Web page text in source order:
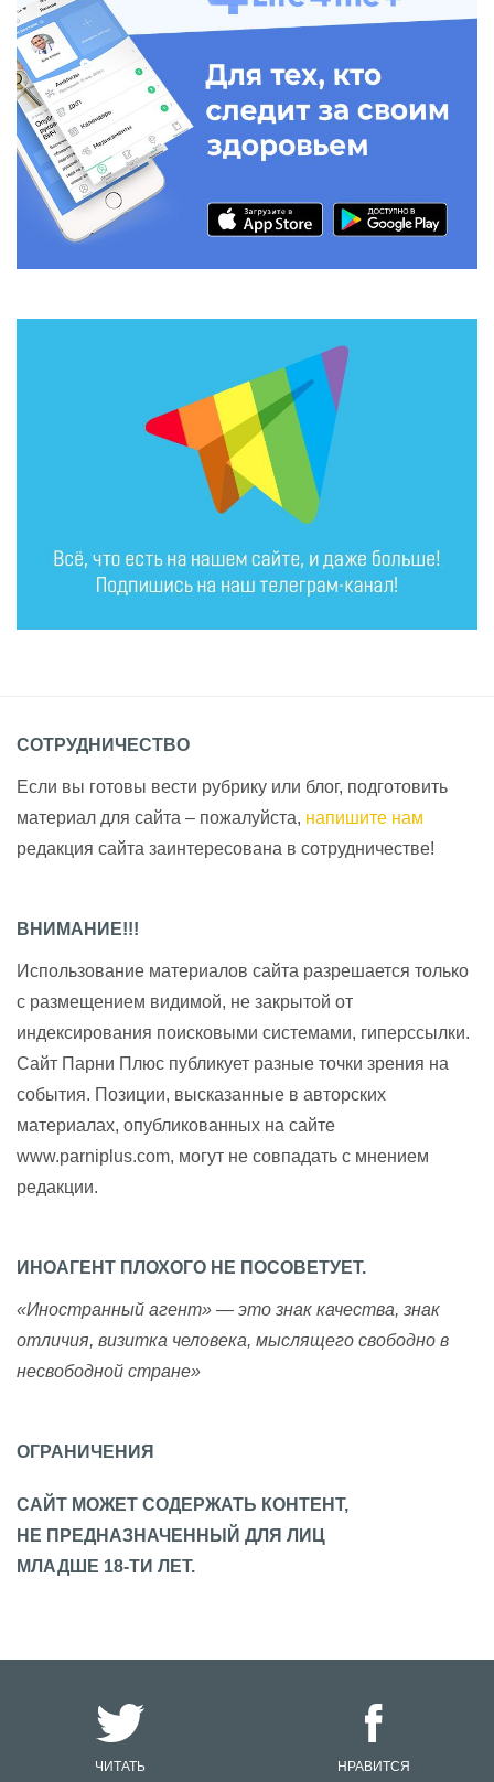
СОТРУДНИЧЕСТВО
Если вы готовы вести рубрику или блог, подготовить
материал для сайта – пожалуйста, напишите нам
редакция сайта заинтересована в сотрудничестве!
ВНИМАНИЕ!!!
Использование материалов сайта разрешается только
с размещением видимой, не закрытой от
индексирования поисковыми системами, гиперссылки.
Сайт Парни Плюс публикует разные точки зрения на
события. Позиции, высказанные в авторских
материалах, опубликованных на сайте
www.parniplus.com, могут не совпадать с мнением
редакции.
ИНОАГЕНТ ПЛОХОГО НЕ ПОСОВЕТУЕТ.
«Иностранный агент» — это знак качества, знак
отличия, визитка человека, мыслящего свободно в
несвободной стране»
ОГРАНИЧЕНИЯ
САЙТ МОЖЕТ СОДЕРЖАТЬ КОНТЕНТ,
НЕ ПРЕДНАЗНАЧЕННЫЙ ДЛЯ ЛИЦ
МЛАДШЕ 18-ТИ ЛЕТ.
ЧИТАТЬ НРАВИТСЯ